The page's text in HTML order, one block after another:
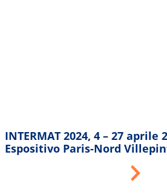
INTERMAT 2024, 4 – 27 aprile
Espositivo Paris-Nord